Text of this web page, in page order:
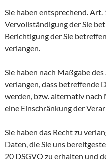
Sie haben entsprechend. Art.
Vervollständigung der Sie
Berichtigung der Sie
verlangen.
Sie haben nach Maßgabe
verlangen, dass betreffende
werden, bzw. alternativ nach
eine Einschränkung der
Sie haben das Recht zu
Daten, die Sie uns
20 DSGVO zu erhalten und